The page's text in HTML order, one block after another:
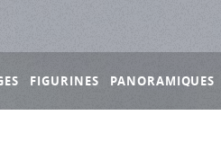
FIGURINES PANORAMIQUES